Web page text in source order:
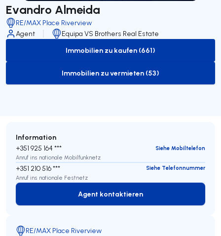
Evandro Almeida
RE/MAX Place Riverview
Agent
Equipa VS Brothers Real Estate
to-buy-listing
Immobilien zu kaufen (661)
to-rent-listing
Immobilien zu vermieten (53)
Information
+351 925 164 ***
Siehe Mobiltelefon
Anruf ins nationale Mobilfunknetz
+351 210 516 ***
Siehe Telefonnummer
Anruf ins nationale Festnetz
Agent kontaktieren
Agent kontaktieren
RE/MAX Place Riverview